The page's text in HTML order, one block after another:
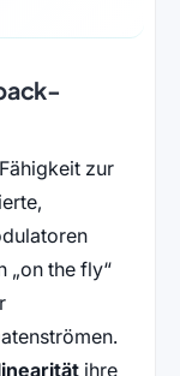
zur
„on the fly“
ihre